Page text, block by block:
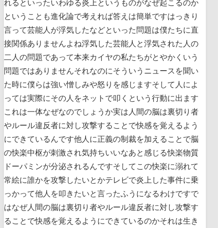
れるといったいわゆる炎上というものがなぜ起こるのか
ということも進化論で考えれば答えは簡単ですはっきり
言って芸能人が浮気したなどといった問題は僕たちに直
接関係ありませんよね浮気した芸能人と浮気された人の
二人の問題であって本来カイヤの私たちがとやかくいう
問題ではありませんそれなのにそういうニュースを聞い
た時に僕らは強い憎しみや怒りを感じますそして人によ
っては実際にその人をネットで叩くという行動に出ます
これは一体なぜなのでしょうか実は人間の脳は裏切り者
やルール違反者に対し攻撃することで快感を覚えるよう
にできているんです他人に正義の制裁を加えることで脳
の快楽中枢が刺激され気持ちいいなあと感じる快楽物質
ドーパミンが分泌されるんですそしてこの快楽に溺れて
常絵に誰かを攻撃したいとかテレビで炎上した事件に乗
っかって他人を叩きたいと言ったふうになるわけですで
はなぜ人間の脳は裏切り者やルール違反者に対し攻撃す
ることで快感を覚えるようにできているのかそれは生き